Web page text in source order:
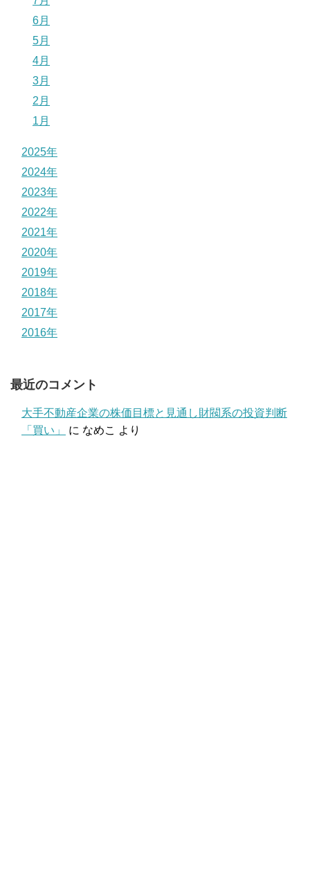
6月
5月
4月
3月
2月
1月
2025年
2024年
2023年
2022年
2021年
2020年
2019年
2018年
2017年
2016年
最近のコメント
大手不動産企業の株価目標と見通し財閥系の投資判断
「買い」
に なめこ より